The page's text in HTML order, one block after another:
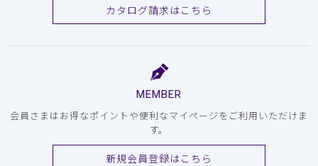
カタログ請求はこちら
MEMBER
会員さまはお得なポイントや便利なマイページをご利用いただけま
す。
新規会員登録はこちら